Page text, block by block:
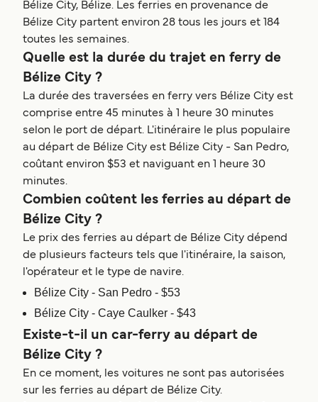
Bélize City, Bélize. Les ferries en provenance de
Bélize City partent environ 28 tous les jours et 184
toutes les semaines.
Quelle est la durée du trajet en ferry de
Bélize City ?
La durée des traversées en ferry vers Bélize City est
comprise entre 45 minutes à 1 heure 30 minutes
selon le port de départ. L'itinéraire le plus populaire
au départ de Bélize City est Bélize City - San Pedro,
coûtant environ $53 et naviguant en 1 heure 30
minutes.
Combien coûtent les ferries au départ de
Bélize City ?
Le prix des ferries au départ de Bélize City dépend
de plusieurs facteurs tels que l'itinéraire, la saison,
l'opérateur et le type de navire.
Bélize City - San Pedro - $53
Bélize City - Caye Caulker - $43
Existe-t-il un car-ferry au départ de
Bélize City ?
En ce moment, les voitures ne sont pas autorisées
sur les ferries au départ de Bélize City.